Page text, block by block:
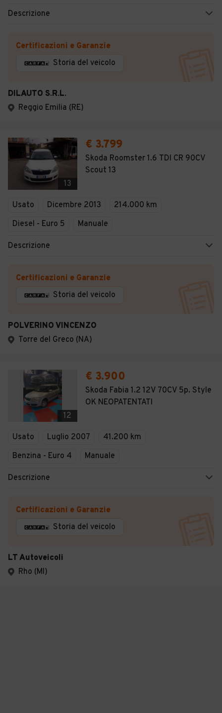
Descrizione
Certificazioni e Garanzie
Storia del veicolo
DILAUTO S.R.L.
Reggio Emilia (RE)
13
€ 3.799
Skoda Roomster 1.6 TDI CR 90CV
Scout 13
Usato Dicembre 2013
214.000 km
Diesel - Euro 5
Manuale
Descrizione
Certificazioni e Garanzie
Storia del veicolo
POLVERINO VINCENZO
Torre del Greco (NA)
12
€ 3.900
Skoda Fabia 1.2 12V 70CV 5p. Style
OK NEOPATENTATI
Usato Luglio 2007
41.200 km
Benzina - Euro 4
Manuale
Descrizione
Certificazioni e Garanzie
Storia del veicolo
LT Autoveicoli
Rho (MI)